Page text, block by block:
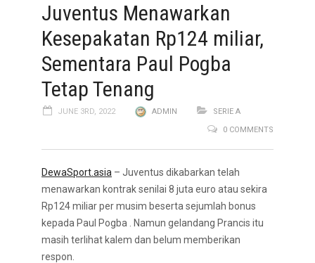
Juventus Menawarkan
Kesepakatan Rp124 miliar,
Sementara Paul Pogba
Tetap Tenang
JUNE 3RD, 2022 ADMIN
SERIE A
0 COMMENTS
DewaSport.asia – Juventus dikabarkan telah
menawarkan kontrak senilai 8 juta euro atau sekira
Rp124 miliar per musim beserta sejumlah bonus
kepada Paul Pogba . Namun gelandang Prancis itu
masih terlihat kalem dan belum memberikan
respon.